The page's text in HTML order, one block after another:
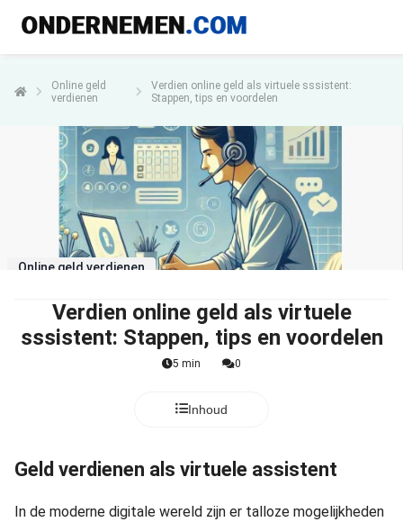
Online geld
verdienen
Verdien online geld als virtuele sssistent:
Stappen, tips en voordelen
Online geld verdienen
Verdien online geld als virtuele
sssistent: Stappen, tips en voordelen
5 min 0
Inhoud
Geld verdienen als virtuele assistent
In de moderne digitale wereld zijn er talloze mogelijkheden